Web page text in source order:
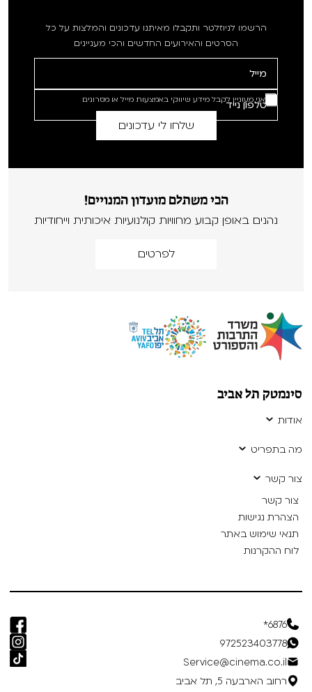
הרשמו לניוזלטר ותקבלו מאיתנו עדכונים והמלצות על כל
הסרטים והאירועים החדשים והכי מעניינים
אני מעוניין לקבל מידע שיווקי באמצעות מייל או מסרונים
הכי משתלם מועדון המנויים!
נהנים באופן קבוע מחוויות קולנועיות איכותית וייחודיות
לפרטים
סינמטק תל אביב
אודות
מה בתפריט
צור קשר
צור קשר
הצהרת נגישות
תנאי שימוש באתר
לוח ההקרנות
6876*
972523403778
Service@cinema.co.il
רחוב הארבעה 5, תל אביב